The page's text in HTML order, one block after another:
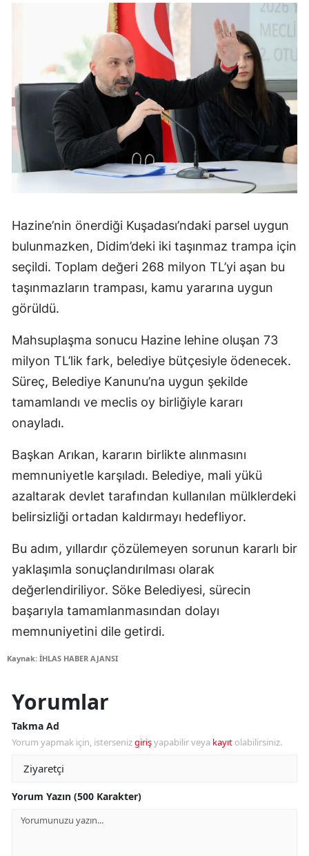
Hazine’nin önerdiği Kuşadası’ndaki parsel uygun
bulunmazken, Didim’deki iki taşınmaz trampa için
seçildi. Toplam değeri 268 milyon TL’yi aşan bu
taşınmazların trampası, kamu yararına uygun
görüldü.
Mahsuplaşma sonucu Hazine lehine oluşan 73
milyon TL’lik fark, belediye bütçesiyle ödenecek.
Süreç, Belediye Kanunu’na uygun şekilde
tamamlandı ve meclis oy birliğiyle kararı
onayladı.
Başkan Arıkan, kararın birlikte alınmasını
memnuniyetle karşıladı. Belediye, mali yükü
azaltarak devlet tarafından kullanılan mülklerdeki
belirsizliği ortadan kaldırmayı hedefliyor.
Bu adım, yıllardır çözülemeyen sorunun kararlı bir
yaklaşımla sonuçlandırılması olarak
değerlendiriliyor. Söke Belediyesi, sürecin
başarıyla tamamlanmasından dolayı
memnuniyetini dile getirdi.
Kaynak: İHLAS HABER AJANSI
Yorumlar
Takma Ad
Yorum yapmak için, istersenizgirişyapabilir veya kayıt olabilirsiniz.
Yorum Yazın (500 Karakter)